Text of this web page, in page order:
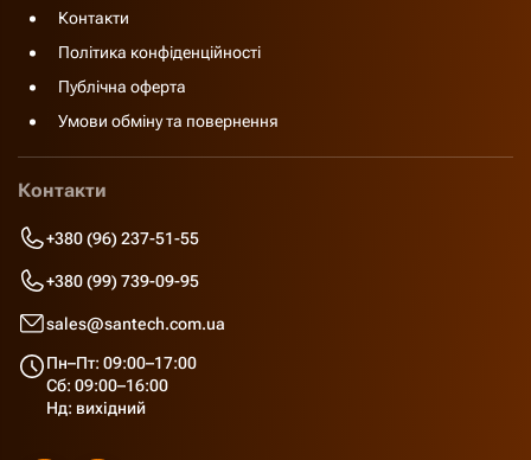
Контакти
Політика конфіденційності
Публічна оферта
Умови обміну та повернення
Контакти
+380 (96) 237-51-55
+380 (99) 739-09-95
sales@santech.com.ua
Пн–Пт: 09:00–17:00
Сб: 09:00–16:00
Нд: вихідний